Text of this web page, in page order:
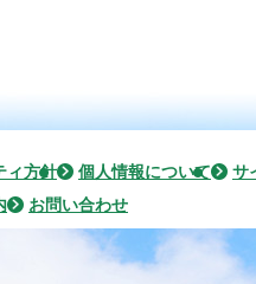
ィ方針 個人情報について サ
お問い合わせ